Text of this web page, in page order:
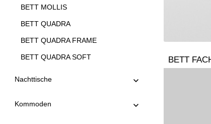
BETT MOLLIS
BETT QUADRA
BETT QUADRA FRAME
BETT QUADRA SOFT
BETT TAURUS
Nachttische
Kommoden
BETT